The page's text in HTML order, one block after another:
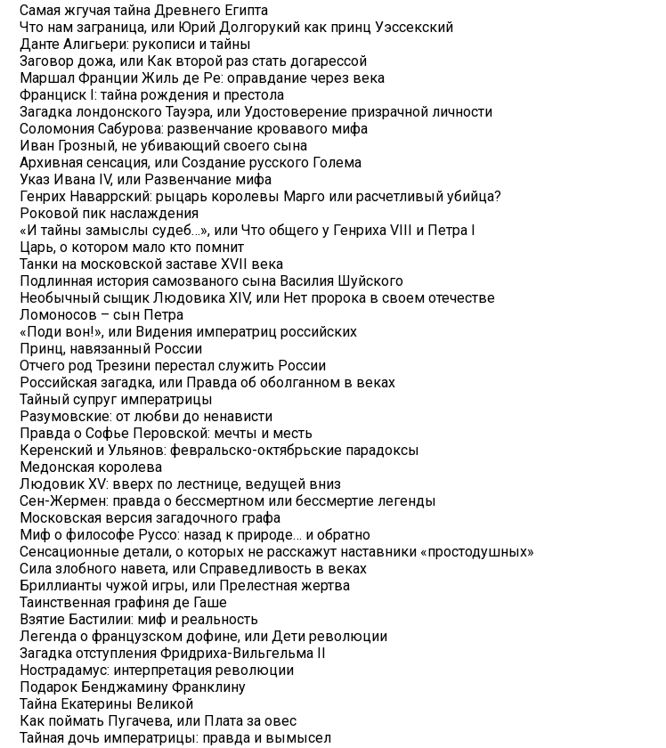
Самая жгучая тайна Древнего Египта
Что нам заграница, или Юрий Долгорукий как принц Уэссекский
Данте Алигьери: рукописи и тайны
Заговор дожа, или Как второй раз стать догарессой
Маршал Франции Жиль де Ре: оправдание через века
Франциск I: тайна рождения и престола
Загадка лондонского Тауэра, или Удостоверение призрачной личности
Соломония Сабурова: развенчание кровавого мифа
Иван Грозный, не убивающий своего сына
Архивная сенсация, или Создание русского Голема
Указ Ивана IV, или Развенчание мифа
Генрих Наваррский: рыцарь королевы Марго или расчетливый убийца?
Роковой пик наслаждения
«И тайны замыслы судеб…», или Что общего у Генриха VIII и Петра I
Царь, о котором мало кто помнит
Танки на московской заставе XVII века
Подлинная история самозваного сына Василия Шуйского
Необычный сыщик Людовика XIV, или Нет пророка в своем отечестве
Ломоносов – сын Петра
«Поди вон!», или Видения императриц российских
Принц, навязанный России
Отчего род Трезини перестал служить России
Российская загадка, или Правда об оболганном в веках
Тайный супруг императрицы
Разумовские: от любви до ненависти
Правда о Софье Перовской: мечты и месть
Керенский и Ульянов: февральско-октябрьские парадоксы
Медонская королева
Людовик XV: вверх по лестнице, ведущей вниз
Сен-Жермен: правда о бессмертном или бессмертие легенды
Московская версия загадочного графа
Миф о философе Руссо: назад к природе… и обратно
Сенсационные детали, о которых не расскажут наставники «простодушных»
Сила злобного навета, или Справедливость в веках
Бриллианты чужой игры, или Прелестная жертва
Таинственная графиня де Гаше
Взятие Бастилии: миф и реальность
Легенда о французском дофине, или Дети революции
Загадка отступления Фридриха-Вильгельма II
Нострадамус: интерпретация революции
Подарок Бенджамину Франклину
Тайна Екатерины Великой
Как поймать Пугачева, или Плата за овес
Тайная дочь императрицы: правда и вымысел